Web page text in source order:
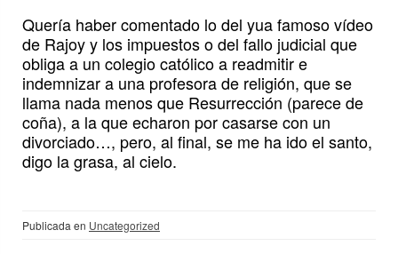
Quería haber comentado lo del yua famoso vídeo
de Rajoy y los impuestos o del fallo judicial que
obliga a un colegio católico a readmitir e
indemnizar a una profesora de religión, que se
llama nada menos que Resurrección (parece de
coña), a la que echaron por casarse con un
divorciado…, pero, al final, se me ha ido el santo,
digo la grasa, al cielo.
Publicada en Uncategorized